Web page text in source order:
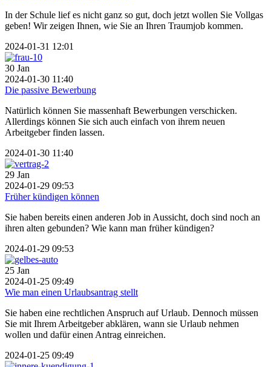
In der Schule lief es nicht ganz so gut, doch jetzt wollen Sie Vollgas
geben! Wir zeigen Ihnen, wie Sie an Ihren Traumjob kommen.
2024-01-31 12:01
30 Jan
2024-01-30 11:40
Die passive Bewerbung
Natürlich können Sie massenhaft Bewerbungen verschicken.
Allerdings können Sie sich auch einfach von ihrem neuen
Arbeitgeber finden lassen.
2024-01-30 11:40
29 Jan
2024-01-29 09:53
Früher kündigen können
Sie haben bereits einen anderen Job in Aussicht, doch sind noch an
ihren alten gebunden? Wie kann man früher kündigen?
2024-01-29 09:53
25 Jan
2024-01-25 09:49
Wie man einen Urlaubsantrag stellt
Sie haben eine rechtlichen Anspruch auf Urlaub. Dennoch müssen
Sie mit Ihrem Arbeitgeber abklären, wann sie Urlaub nehmen
wollen und dafür einen Antrag einreichen.
2024-01-25 09:49